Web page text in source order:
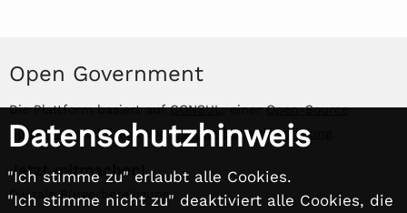
Open Government
Die Plattform basiert aufCONSUL, einerOpen-Source
Software, modifiziert vonDigitale Bürgerbeteiligung
Jetzt mitmachen!
Digitale Bürgerbeteiligung
Datenschutzhinweis
"Ich stimme zu" erlaubt alle Cookies.
"Ich stimme nicht zu" deaktiviert alle Cookies, die